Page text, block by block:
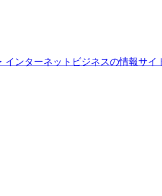
ンターネットビジネスの情報サイ